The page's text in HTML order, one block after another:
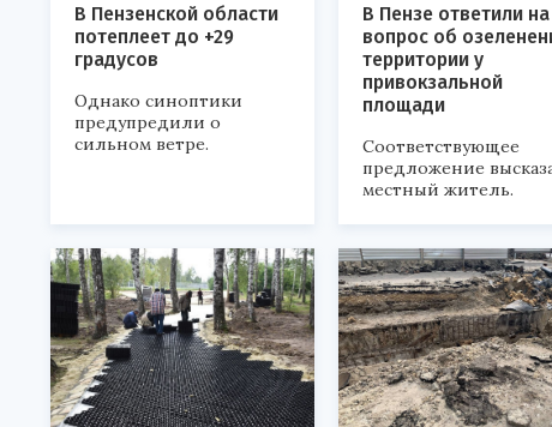
В Пензенской области
потеплеет до +29
градусов
Однако синоптики
предупредили о
сильном ветре.
В Пензе ответили на
вопрос об
территории у
привокзальной
площади
Соответствующее
предложение
местный житель.